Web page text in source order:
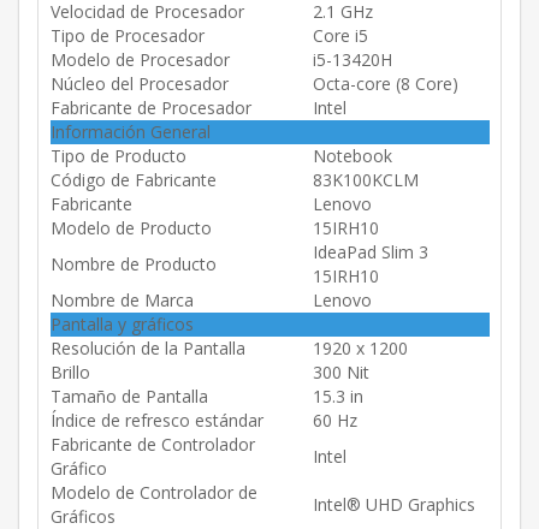
Velocidad de Procesador
2.1 GHz
Tipo de Procesador
Core i5
Modelo de Procesador
i5-13420H
Núcleo del Procesador
Octa-core (8 Core)
Fabricante de Procesador
Intel
Información General
Tipo de Producto
Notebook
Código de Fabricante
83K100KCLM
Fabricante
Lenovo
Modelo de Producto
15IRH10
Nombre de Producto
IdeaPad Slim 3
15IRH10
Nombre de Marca
Lenovo
Pantalla y gráficos
Resolución de la Pantalla
1920 x 1200
Brillo
300 Nit
Tamaño de Pantalla
15.3 in
Índice de refresco estándar
60 Hz
Fabricante de Controlador
Gráfico
Intel
Modelo de Controlador de
Gráficos
Intel® UHD Graphics